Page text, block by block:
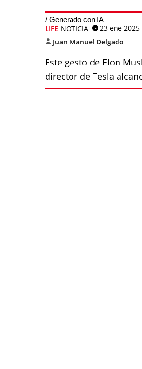
Generado con IA
LIFE NOTICIA
23 ene 2025
Juan Manuel Delgado
Este gesto de Elon
director de Tesla